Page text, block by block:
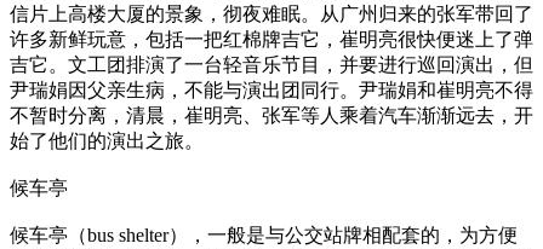
信片上高楼大厦的景象，彻夜难眠。从广州归来的张军带回了
许多新鲜玩意，包括一把红棉牌吉它，崔明亮很快便迷上了弹
吉它。文工团排演了一台轻音乐节目，并要进行巡回演出，但
尹瑞娟因父亲生病，不能与演出团同行。尹瑞娟和崔明亮不得
不暂时分离，清晨，崔明亮、张军等人乘着汽车渐渐远去，开
始了他们的演出之旅。
候车亭
候车亭（bus shelter），一般是与公交站牌相配套的，为方便